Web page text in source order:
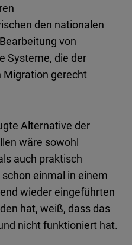
den nationalen
Bearbeitung von
Systeme, die der
Migration gerecht
Alternative der
wäre sowohl
auch praktisch
einmal in einem
wieder eingeführten
hat, weiß, dass das
nichtfunktioniert hat.